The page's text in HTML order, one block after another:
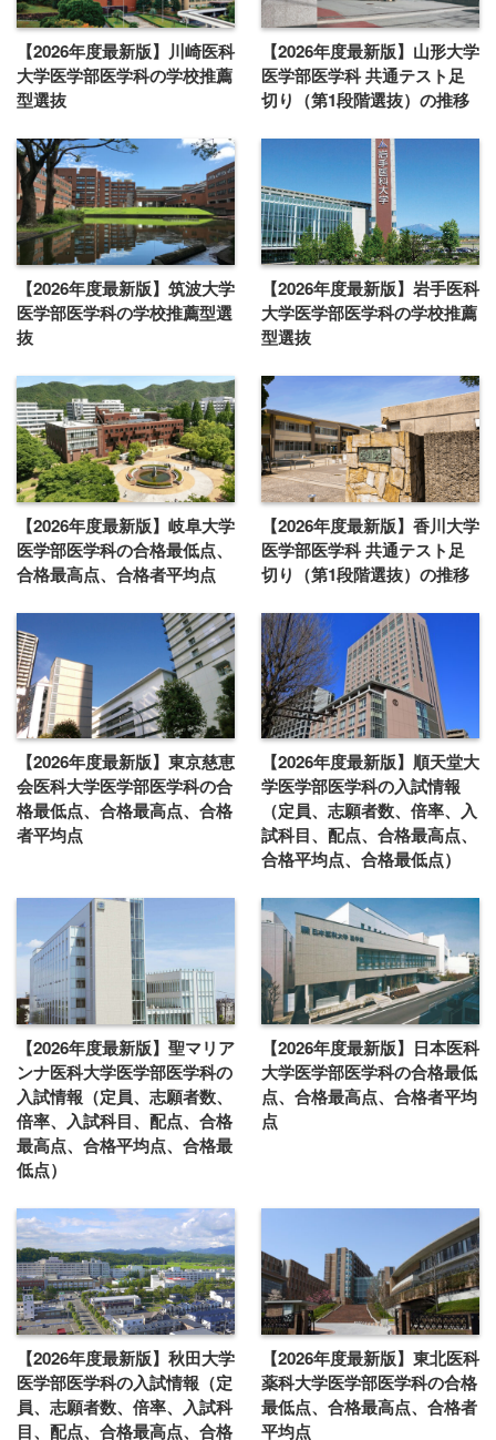
【2026年度最新版】川崎医科
大学医学部医学科の学校推薦
型選抜
【2026年度最新版】山形大学
医学部医学科 共通テスト足
切り（第1段階選抜）の推移
【2026年度最新版】筑波大学
医学部医学科の学校推薦型選
抜
【2026年度最新版】岩手医科
大学医学部医学科の学校推薦
型選抜
【2026年度最新版】岐阜大学
医学部医学科の合格最低点、
合格最高点、合格者平均点
【2026年度最新版】香川大学
医学部医学科 共通テスト足
切り（第1段階選抜）の推移
【2026年度最新版】東京慈恵
会医科大学医学部医学科の合
格最低点、合格最高点、合格
者平均点
【2026年度最新版】順天堂大
学医学部医学科の入試情報
（定員、志願者数、倍率、入
試科目、配点、合格最高点、
合格平均点、合格最低点）
【2026年度最新版】聖マリア
ンナ医科大学医学部医学科の
入試情報（定員、志願者数、
倍率、入試科目、配点、合格
最高点、合格平均点、合格最
低点）
【2026年度最新版】日本医科
大学医学部医学科の合格最低
点、合格最高点、合格者平均
点
【2026年度最新版】秋田大学
医学部医学科の入試情報（定
員、志願者数、倍率、入試科
目、配点、合格最高点、合格
【2026年度最新版】東北医科
薬科大学医学部医学科の合格
最低点、合格最高点、合格者
平均点